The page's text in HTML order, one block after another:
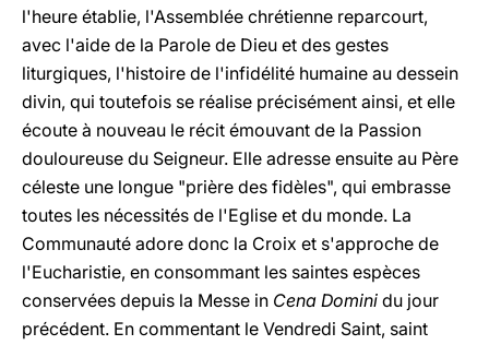
l'heure établie, l'Assemblée chrétienne reparcourt,
avec l'aide de la Parole de Dieu et des gestes
liturgiques, l'histoire de l'infidélité humaine au dessein
divin, qui toutefois se réalise précisément ainsi, et elle
écoute à nouveau le récit émouvant de la Passion
douloureuse du Seigneur. Elle adresse ensuite au Père
céleste une longue "prière des fidèles", qui embrasse
toutes les nécessités de l'Eglise et du monde. La
Communauté adore donc la Croix et s'approche de
l'Eucharistie, en consommant les saintes espèces
conservées depuis la Messe in Cena Domini du jour
précédent. En commentant le Vendredi Saint, saint